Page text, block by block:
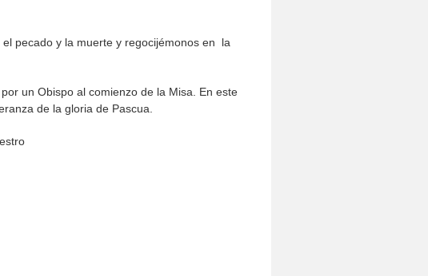
pecado y la muerte y regocijémonos en la
un Obispo al comienzo de la Misa. En este
de la gloria de Pascua.